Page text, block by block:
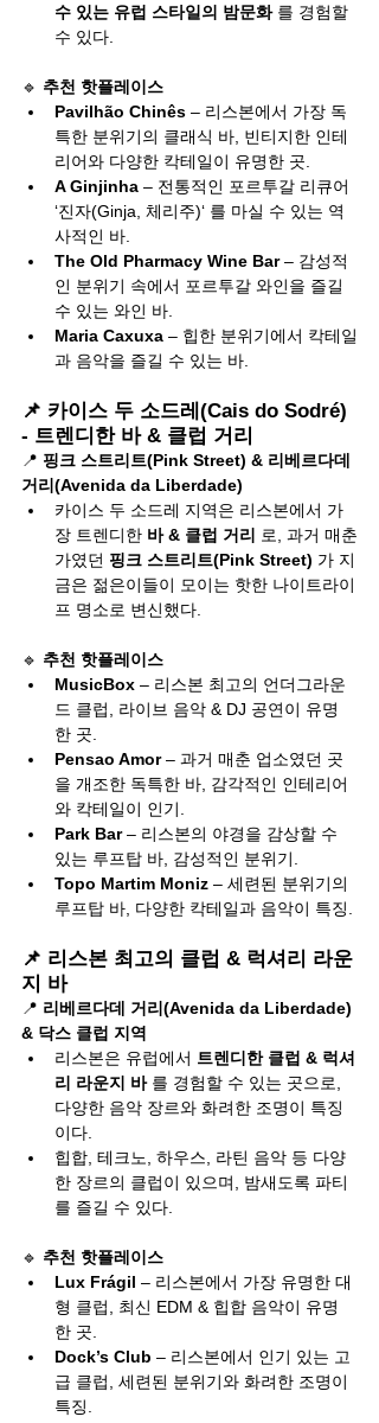
수 있는 유럽 스타일의 밤문화 를 경험할
수 있다.
🔹 추천 핫플레이스
Pavilhão Chinês – 리스본에서 가장 독
특한 분위기의 클래식 바, 빈티지한 인테
리어와 다양한 칵테일이 유명한 곳.
A Ginjinha – 전통적인 포르투갈 리큐어
‘진자(Ginja, 체리주)‘ 를 마실 수 있는 역
사적인 바.
The Old Pharmacy Wine Bar – 감성적
인 분위기 속에서 포르투갈 와인을 즐길
수 있는 와인 바.
Maria Caxuxa – 힙한 분위기에서 칵테일
과 음악을 즐길 수 있는 바.
📌 카이스 두 소드레(Cais do Sodré)
- 트렌디한 바 & 클럽 거리
📍 핑크 스트리트(Pink Street) & 리베르다데
거리(Avenida da Liberdade)
카이스 두 소드레 지역은 리스본에서 가
장 트렌디한 바 & 클럽 거리 로, 과거 매춘
가였던 핑크 스트리트(Pink Street) 가 지
금은 젊은이들이 모이는 핫한 나이트라이
프 명소로 변신했다.
🔹 추천 핫플레이스
MusicBox – 리스본 최고의 언더그라운
드 클럽, 라이브 음악 & DJ 공연이 유명
한 곳.
Pensao Amor – 과거 매춘 업소였던 곳
을 개조한 독특한 바, 감각적인 인테리어
와 칵테일이 인기.
Park Bar – 리스본의 야경을 감상할 수
있는 루프탑 바, 감성적인 분위기.
Topo Martim Moniz – 세련된 분위기의
루프탑 바, 다양한 칵테일과 음악이 특징.
📌 리스본 최고의 클럽 & 럭셔리 라운
지 바
📍 리베르다데 거리(Avenida da Liberdade)
& 닥스 클럽 지역
리스본은 유럽에서 트렌디한 클럽 & 럭셔
리 라운지 바 를 경험할 수 있는 곳으로,
다양한 음악 장르와 화려한 조명이 특징
이다.
힙합, 테크노, 하우스, 라틴 음악 등 다양
한 장르의 클럽이 있으며, 밤새도록 파티
를 즐길 수 있다.
🔹 추천 핫플레이스
Lux Frágil – 리스본에서 가장 유명한 대
형 클럽, 최신 EDM & 힙합 음악이 유명
한 곳.
Dock’s Club – 리스본에서 인기 있는 고
급 클럽, 세련된 분위기와 화려한 조명이
특징.